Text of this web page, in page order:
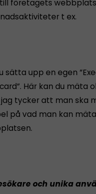
företagets
t ex.
sätta upp en egen
Här kan du mäta
tycker att man ska
på vad man kan
och unika